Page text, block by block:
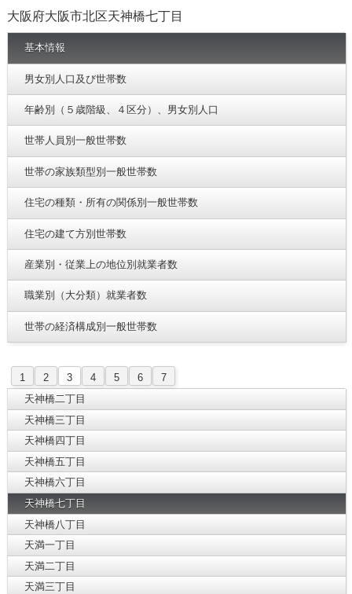
大阪府大阪市北区天神橋七丁目
基本情報
男女別人口及び世帯数
年齢別（５歳階級、４区分）、男女別人口
世帯人員別一般世帯数
世帯の家族類型別一般世帯数
住宅の種類・所有の関係別一般世帯数
住宅の建て方別世帯数
産業別・従業上の地位別就業者数
職業別（大分類）就業者数
世帯の経済構成別一般世帯数
1 2 3 4 5 6
7
天神橋二丁目
天神橋三丁目
天神橋四丁目
天神橋五丁目
天神橋六丁目
天神橋七丁目
天神橋八丁目
天満一丁目
天満二丁目
天満三丁目